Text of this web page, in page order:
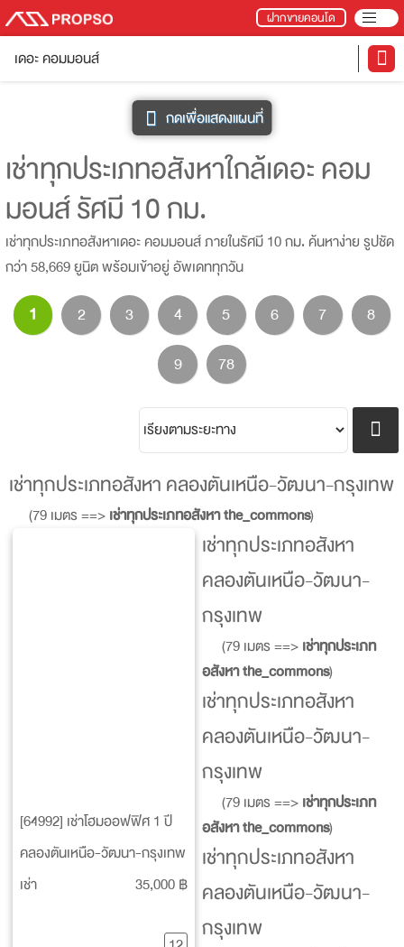
เดอะ คอมมอนส์
ฝากขายคอนโด
กดเพื่อแสดงแผนที่
เช่าทุกประเภทอสังหาใกล้เดอะ คอม
มอนส์ รัศมี 10 กม.
เช่าทุกประเภทอสังหาเดอะ คอมมอนส์ ภายในรัศมี 10 กม. ค้นหาง่าย รูปชัด
กว่า 58,669 ยูนิต พร้อมเข้าอยู่ อัพเดททุกวัน
1 2 3 4 5 6 7
8
9
78
เช่าทุกประเภทอสังหา คลองตันเหนือ-วัฒนา-กรุงเทพ
(79 เมตร ==>เช่าทุกประเภทอสังหา the_commons)
[64992] เช่าโฮมออฟฟิศ 1 ปี
คลองตันเหนือ-วัฒนา-กรุงเทพ
เช่า
35,000 ฿
เช่าทุกประเภทอสังหา
คลองตันเหนือ-วัฒนา-
กรุงเทพ
(79 เมตร ==>เช่าทุกประเภท
อสังหา the_commons)
เช่าทุกประเภทอสังหา
คลองตันเหนือ-วัฒนา-
กรุงเทพ
(79 เมตร ==>เช่าทุกประเภท
อสังหา the_commons)
เช่าทุกประเภทอสังหา
คลองตันเหนือ-วัฒนา-
กรุงเทพ